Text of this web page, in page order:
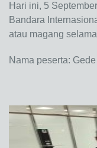
Hari ini, 5
Bandara
atau magang
Nama peserta: